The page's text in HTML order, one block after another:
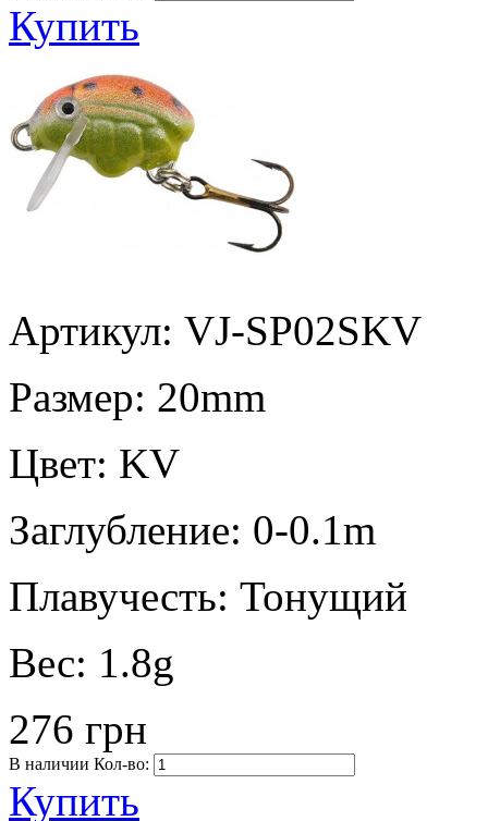
Купить
Артикул: VJ-SP02SKV
Размер: 20mm
Цвет: KV
Заглубление: 0-0.1m
Плавучесть: Тонущий
Вес: 1.8g
276 грн
В наличии Кол-во:
Купить